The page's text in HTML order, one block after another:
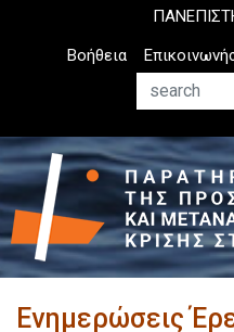
Top
Header
Βοήθεια
Αναζήτηση
Ενημερώσεις